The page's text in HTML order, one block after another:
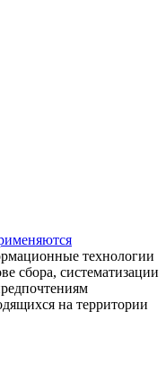
технологии
сбора, систематизации
на территории